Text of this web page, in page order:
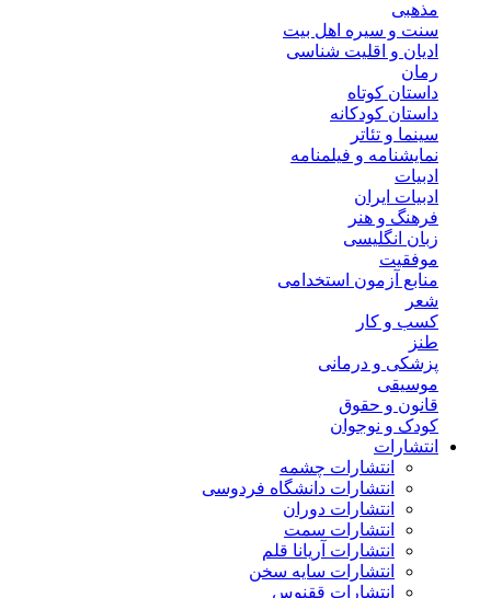
مذهبی
سنت و سیره اهل بیت
ادیان و اقلیت شناسی
رمان
داستان کوتاه
داستان کودکانه
سینما و تئاتر
نمایشنامه و فیلمنامه
ادبیات
ادبیات ایران
فرهنگ و هنر
زبان انگلیسی
موفقیت
منابع آزمون استخدامی
شعر
کسب و کار
طنز
پزشکی و درمانی
موسیقی
قانون و حقوق
کودک و نوجوان
انتشارات
انتشارات چشمه
انتشارات دانشگاه فردوسی
انتشارات دوران
انتشارات سمت
انتشارات آریانا قلم
انتشارات سایه سخن
انتشارات ققنوس